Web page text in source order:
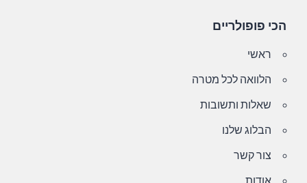
הכי פופולריים
ראשי
הלוואה לכל מטרה
שאלות ותשובות
הבלוג שלנו
צור קשר
אודות